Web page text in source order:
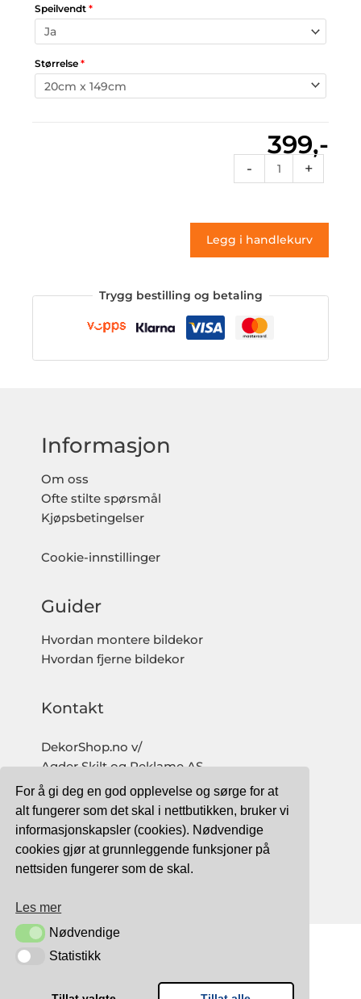
For å gi deg en god opplevelse og sørge for at
alt fungerer som det skal i nettbutikken, bruker vi
informasjonskapsler (cookies). Nødvendige
cookies gjør at grunnleggende funksjoner på
nettsiden fungerer som de skal.
Les mer
NødvendigeNødvendige
StatistikkStatistikk
Speilvendt *
Størrelse *
399,-
-
107
antall
+
Legg i handlekurv
Trygg bestilling og betaling
Informasjon
Om oss
Ofte stilte spørsmål
Kjøpsbetingelser
Cookie-innstillinger
Guider
Hvordan montere bildekor
Hvordan fjerne bildekor
Kontakt
DekorShop.no v/
Agder Skilt og Reklame AS
Org. nr: 997 633 016 MVA
salg@dekorshop.no
Tlf: 959 32 123
09.00 - 16.00
TRYGG BETALING MED: